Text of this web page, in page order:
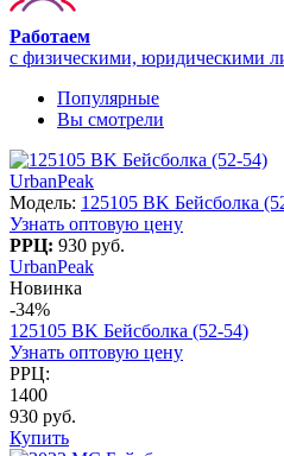
Работаем
с физическими, юридическими
Популярные
Вы смотрели
UrbanPeak
Модель: 125105 BK Бейсболка
Узнать оптовую цену
РРЦ: 930 руб.
UrbanPeak
Новинка
-34%
125105 BK Бейсболка (52-54)
Узнать оптовую цену
РРЦ:
1400
930 руб.
Купить